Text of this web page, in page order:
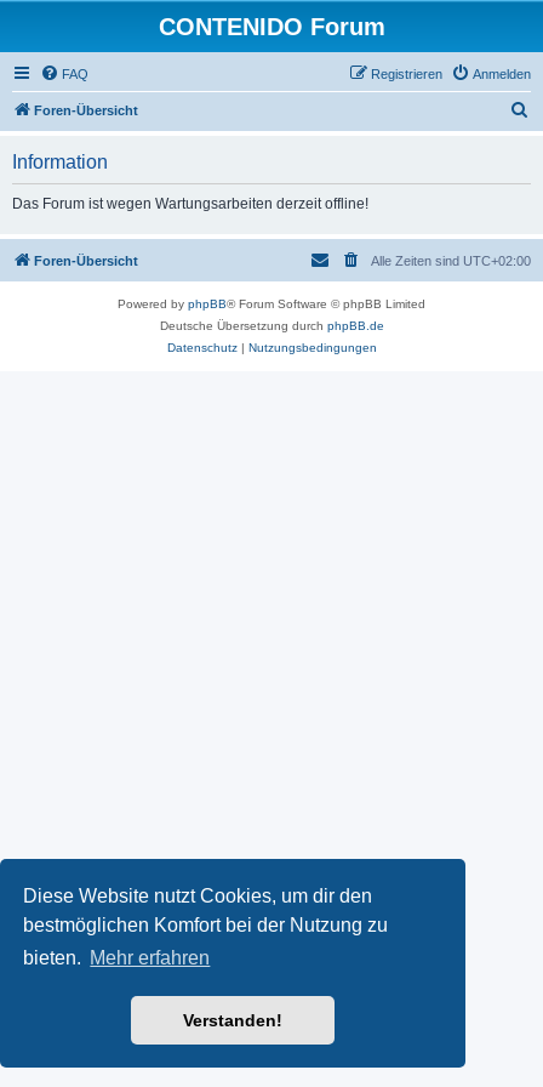
Diese Website nutzt Cookies, um dir den
bestmöglichen Komfort bei der Nutzung zu
bieten. Mehr erfahren
Verstanden!
CONTENIDO Forum
FAQ Anmelden
Registrieren
Foren-Übersicht
Information
Das Forum ist wegen Wartungsarbeiten derzeit offline!
Foren-Übersicht Alle Zeiten sind UTC+02:00
Powered by phpBB® Forum Software © phpBB Limited
Deutsche Übersetzung durch phpBB.de
Datenschutz| Nutzungsbedingungen